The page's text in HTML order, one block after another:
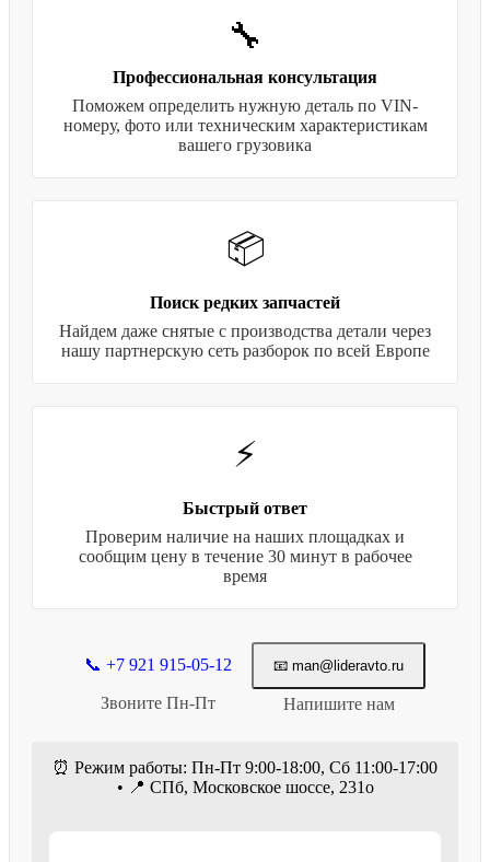
🔧
Профессиональная консультация
Поможем определить нужную деталь по VIN-
номеру, фото или техническим характеристикам
вашего грузовика
📦
Поиск редких запчастей
Найдем даже снятые с производства детали через
нашу партнерскую сеть разборок по всей Европе
⚡
Быстрый ответ
Проверим наличие на наших площадках и
сообщим цену в течение 30 минут в рабочее
время
📞 +7 921 915-05-12
Звоните Пн-Пт
📧 man@lideravto.ru
Напишите нам
⏰ Режим работы: Пн-Пт 9:00-18:00, Сб 11:00-17:00
• 📍 СПб, Московское шоссе, 231о